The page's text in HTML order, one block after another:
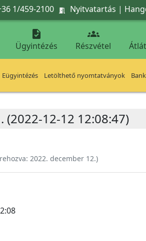
1/459-2100  Nyitvatartás |

Ügyintézés

Részvétel
Eügyintézés Letölthető nyomtatványok
(2022-12-12 12:08:47)
2022. december 12.)